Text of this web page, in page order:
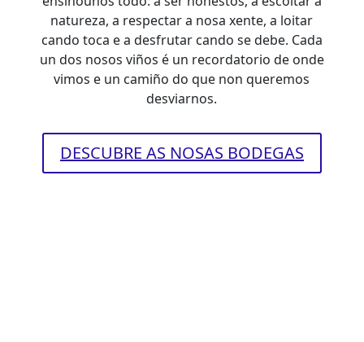
natureza, a respectar a nosa xente, a loitar
cando toca e a desfrutar cando se debe. Cada
un dos nosos viños é un recordatorio de onde
vimos e un camiño do que non queremos
desviarnos.
DESCUBRE AS NOSAS BODEGAS